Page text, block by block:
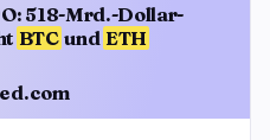
518-Mrd.-Dollar-
BTC und ETH